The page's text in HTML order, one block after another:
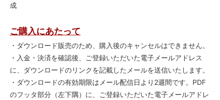
成
ご購入にあたって
・ダウンロード販売のため、購入後のキャンセルはできません。
・入金・決済を確認後、ご登録いただいた電子メールアドレス
に、ダウンロードのリンクを記載したメールを送信いたします。
・ダウンロードの有効期限はメール配信日より2週間です。PDF
のフッタ部分（左下隅）に、ご登録いただいた電子メールアドレ